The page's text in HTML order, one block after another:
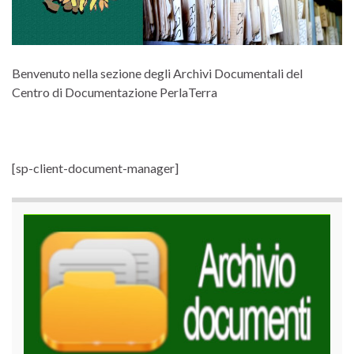
Benvenuto nella sezione degli Archivi Documentali del
Centro di Documentazione PerlaTerra
[sp-client-document-manager]